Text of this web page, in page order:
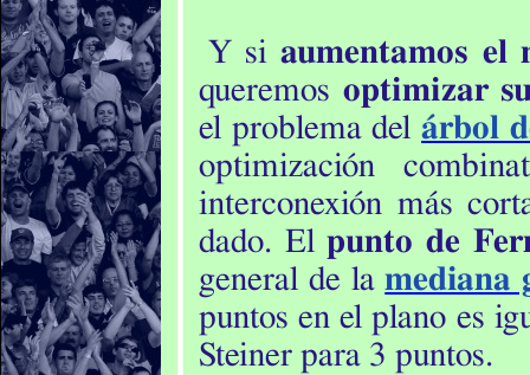
Y siaumentamos el
queremos optimizar
el problema delárbol
optimización
interconexión más
dado. Elpunto de
general de lamediana
puntos en el plano es
Steiner para 3 puntos.